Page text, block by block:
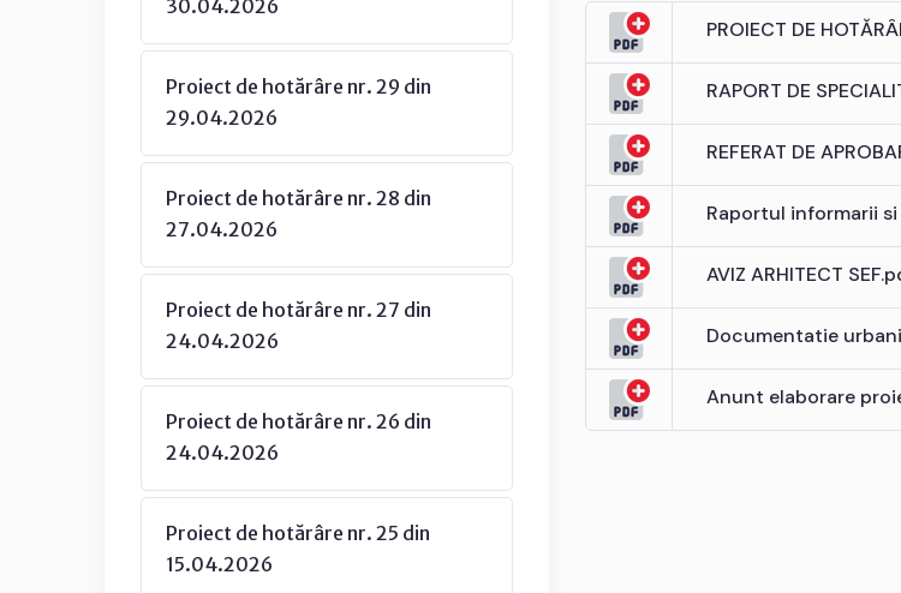
30.04.2026
Proiect de hotărâre nr. 29 din
29.04.2026
Proiect de hotărâre nr. 28 din
27.04.2026
Proiect de hotărâre nr. 27 din
24.04.2026
Proiect de hotărâre nr. 26 din
24.04.2026
Proiect de hotărâre nr. 25 din
15.04.2026
PROIECT DE
RAPORT DE
REFERAT DE
Raportul informarii
AVIZ ARHITECT
Documentatie
Anunt elaborare